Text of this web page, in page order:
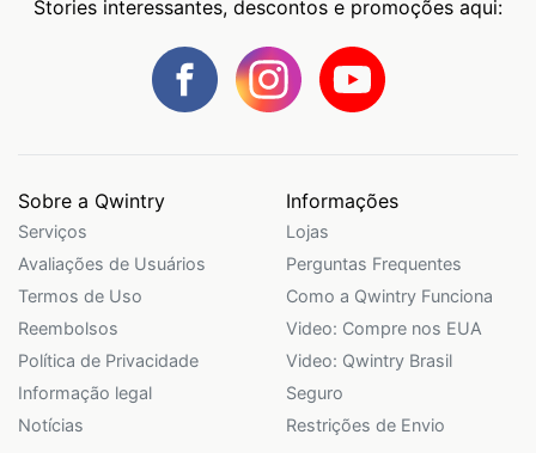
Stories interessantes, descontos e promoções aqui:
Sobre a Qwintry
Serviços
Avaliações de Usuários
Termos de Uso
Reembolsos
Política de Privacidade
Informação legal
Notícias
Informações
Lojas
Perguntas Frequentes
Como a Qwintry Funciona
Video: Compre nos EUA
Video: Qwintry Brasil
Seguro
Restrições de Envio